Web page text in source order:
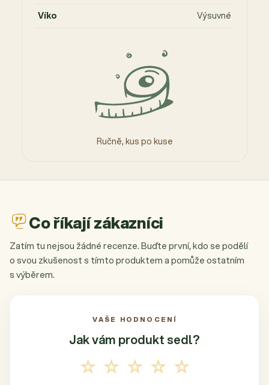
Ručně, kus po kuse
Víko
Výsuvné
Co říkají zákazníci
Zatím tu nejsou žádné recenze. Buďte první, kdo se podělí
o svou zkušenost s tímto produktem a pomůže ostatním
s výběrem.
VAŠE HODNOCENÍ
Jak vám produkt sedl?
☆☆☆☆☆